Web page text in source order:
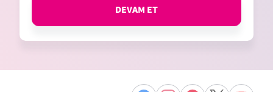
DEVAM ET